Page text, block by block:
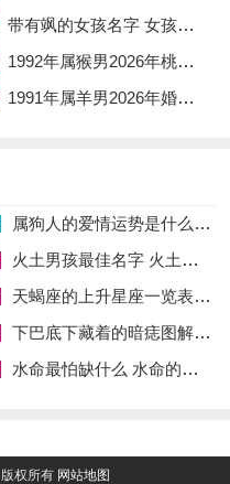
带有飒的女孩名字 女孩取名字带飒字有什么名字好听
1992年属猴男2026年桃花运 1992年属猴男2026年感情运如何
1991年属羊男2026年婚姻运势 1991年属羊男2026年感情运如何
属狗人的爱情运势是什么意思 属狗的人爱情观
火土男孩最佳名字 火土属性的字男孩名字有哪些
天蝎座的上升星座一览表 天蝎座的上升星座查询
下巴底下藏着的暗痣图解 下巴尖底下有痣代表什么
水命最怕缺什么 水命的人忌什么
版权所有 网站地图